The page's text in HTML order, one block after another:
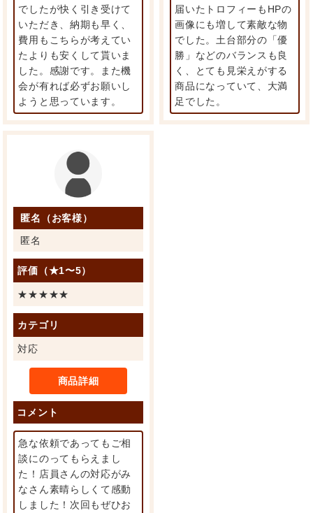
でしたが快く引き受けて
いただき、納期も早く、
費用もこちらが考えてい
たよりも安くして貰いま
した。感謝です。また機
会が有れば必ずお願いし
ようと思っています。
届いたトロフィーもHPの
画像にも増して素敵な物
でした。土台部分の「優
勝」などのバランスも良
く、とても見栄えがする
商品になっていて、大満
足でした。
匿名（お客様）
匿名
評価（★1〜5）
★★★★★
カテゴリ
対応
商品詳細
コメント
急な依頼であってもご相
談にのってもらえまし
た！店員さんの対応がみ
なさん素晴らしくて感動
しました！次回もぜひお